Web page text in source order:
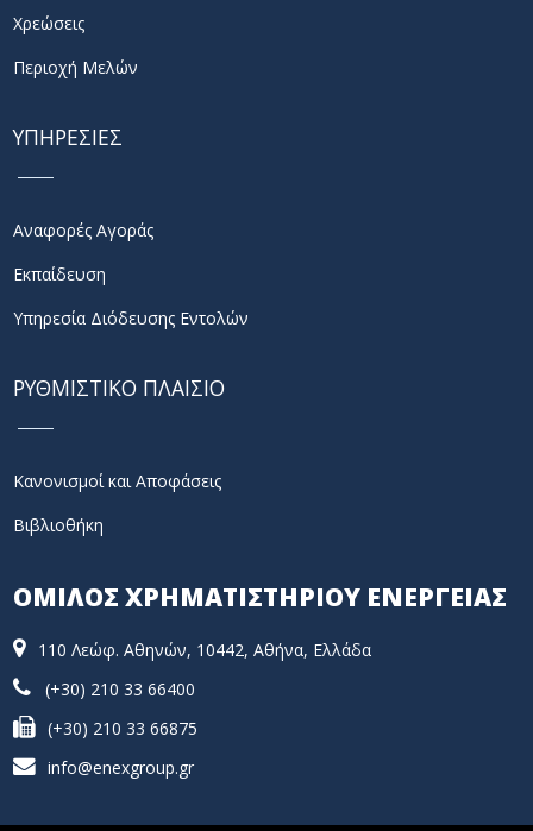
Χρεώσεις
Περιοχή Μελών
ΥΠΗΡΕΣΙΕΣ
Αναφορές Αγοράς
Εκπαίδευση
Υπηρεσία Διόδευσης Εντολών
ΡΥΘΜΙΣΤΙΚΟ ΠΛΑΙΣΙΟ
Κανονισμοί και Αποφάσεις
Βιβλιοθήκη
ΟΜΙΛΟΣ ΧΡΗΜΑΤΙΣΤΗΡΙΟΥ ΕΝΕΡΓΕΙΑΣ
110 Λεώφ. Αθηνών, 10442, Αθήνα, Ελλάδα
(+30) 210 33 66400
(+30) 210 33 66875
info@enexgroup.gr